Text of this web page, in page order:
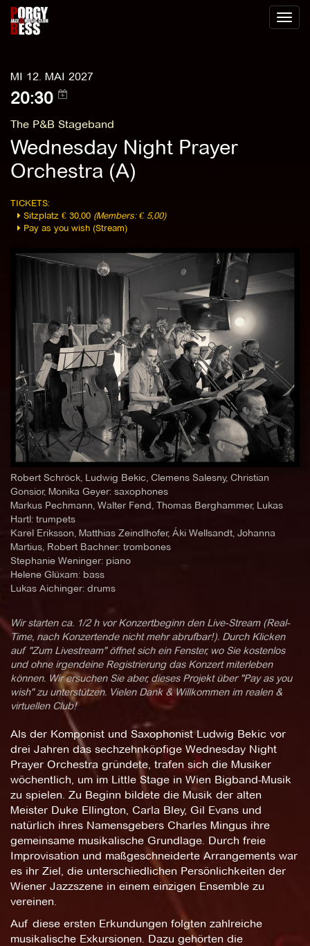
Toggle
MI 12. MAI 2027
20:30
The P&B Stageband
Wednesday Night Prayer
Orchestra (A)
TICKETS:
Sitzplatz € 30,00 (Members: € 5,00)
Pay as you wish (Stream)
Robert Schröck, Ludwig Bekic, Clemens Salesny, Christian
Gonsior, Monika Geyer: saxophones
Markus Pechmann, Walter Fend, Thomas Berghammer, Lukas
Hartl: trumpets
Karel Eriksson, Matthias Zeindlhofer, Áki Wellsandt, Johanna
Martius, Robert Bachner: trombones
Stephanie Weninger: piano
Helene Glüxam: bass
Lukas Aichinger: drums
Wir starten ca. 1/2 h vor Konzertbeginn den Live-Stream (Real-
Time, nach Konzertende nicht mehr abrufbar!). Durch Klicken
auf "Zum Livestream" öffnet sich ein Fenster, wo Sie kostenlos
und ohne irgendeine Registrierung das Konzert miterleben
können. Wir ersuchen Sie aber, dieses Projekt über "Pay as you
wish" zu unterstützen. Vielen Dank & Willkommen im realen &
virtuellen Club!
Als der Komponist und Saxophonist Ludwig Bekic vor
drei Jahren das sechzehnköpfige Wednesday Night
Prayer Orchestra gründete, trafen sich die Musiker
wöchentlich, um im Little Stage in Wien Bigband-Musik
zu spielen. Zu Beginn bildete die Musik der alten
Meister Duke Ellington, Carla Bley, Gil Evans und
natürlich ihres Namensgebers Charles Mingus ihre
gemeinsame musikalische Grundlage. Durch freie
Improvisation und maßgeschneiderte Arrangements war
es ihr Ziel, die unterschiedlichen Persönlichkeiten der
Wiener Jazzszene in einem einzigen Ensemble zu
vereinen.
Auf diese ersten Erkundungen folgten zahlreiche
musikalische Exkursionen. Dazu gehörten die